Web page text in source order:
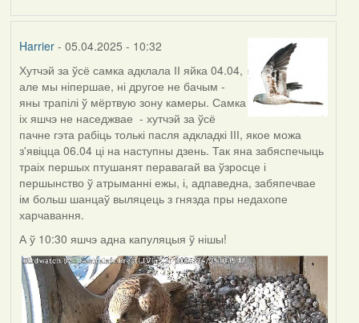
Harrier- 05.04.2025 - 10:32
Хутчэй за ўсё самка адклала ІІ яйка 04.04,
але мы ніпершае, ні другое не бачым -
яны трапілі ў мёртвую зону камеры. Самка
іх яшчэ не наседжвае - хутчэй за ўсё
пачне гэта рабіць толькі пасля адкладкі ІІІ, якое можа
з'явіцца 06.04 ці на наступны дзень. Так яна забяспечыць
траіх першых птушанят перавагай ва ўзросце і
першынство ў атрыманні ежы, і, адпаведна, забяпечвае
ім больш шанцаў выляцець з гнязда пры недахопе
харчавання.
А ў 10:30 яшчэ адна капуляцыя ў нішы!